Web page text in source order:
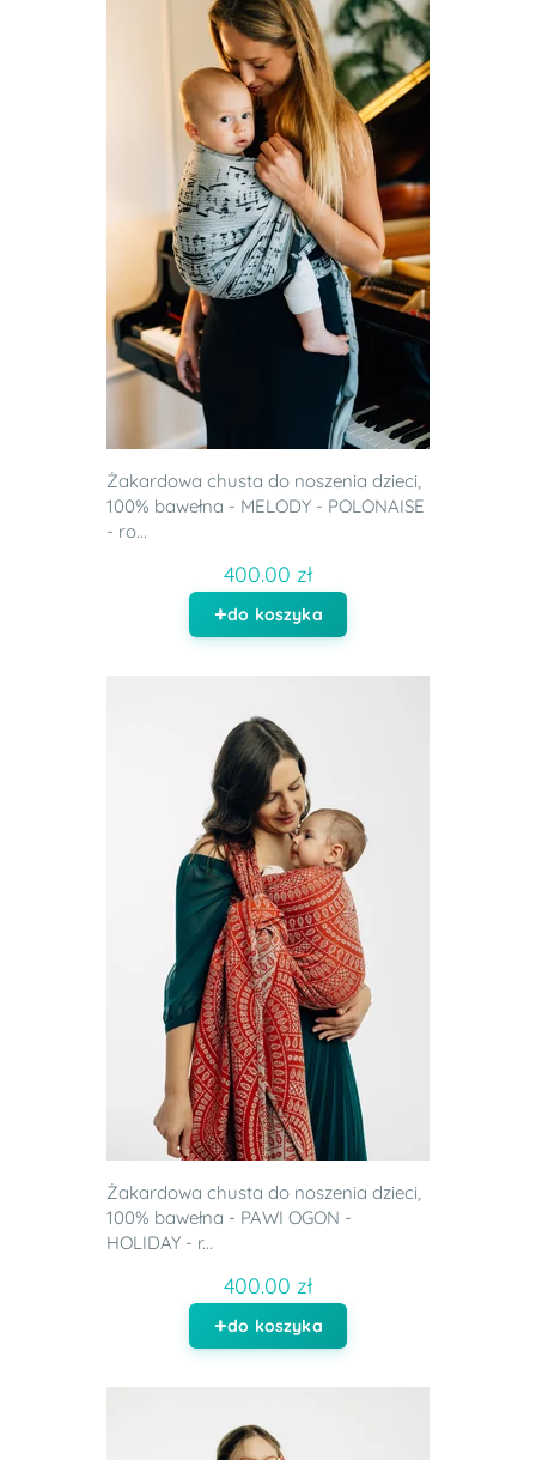
Żakardowa chusta do noszenia dzieci,
100% bawełna - MELODY - POLONAISE
- ro...
400.00 zł
do koszyka
Żakardowa chusta do noszenia dzieci,
100% bawełna - PAWI OGON -
HOLIDAY - r...
400.00 zł
do koszyka